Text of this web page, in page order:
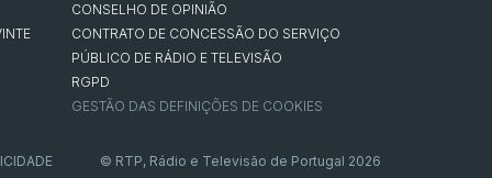
CONSELHO DE OPINIÃO
CONTRATO DE CONCESSÃO DO SERVIÇO
PÚBLICO DE RÁDIO E TELEVISÃO
RGPD
GESTÃO DAS DEFINIÇÕES DE COOKIES
© RTP, Rádio e Televisão de Portugal 2026